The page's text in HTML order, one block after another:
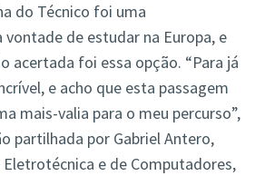
do Técnico foi uma
vontade de estudar na Europa, e
acertada foi essa opção. “Para já
e acho que esta passagem
mais-valia para o meu percurso”,
partilhada por Gabriel Antero,
Eletrotécnica e de Computadores,